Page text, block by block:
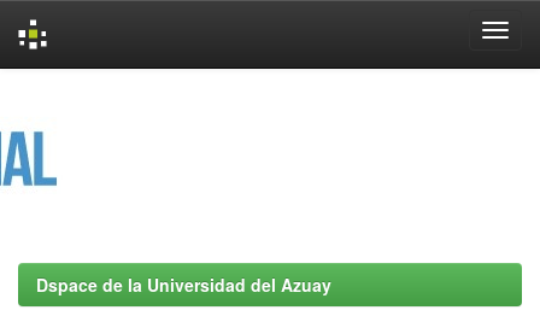
Dspace de la Universidad del Azuay